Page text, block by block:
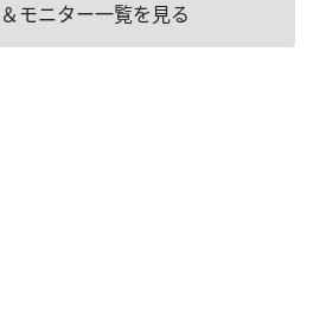
モニター一覧を見る